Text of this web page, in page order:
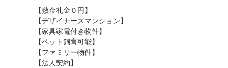
【敷金礼金０円】
【デザイナーズマンション】
【家具家電付き物件】
【ペット飼育可能】
【ファミリー物件】
【法人契約】